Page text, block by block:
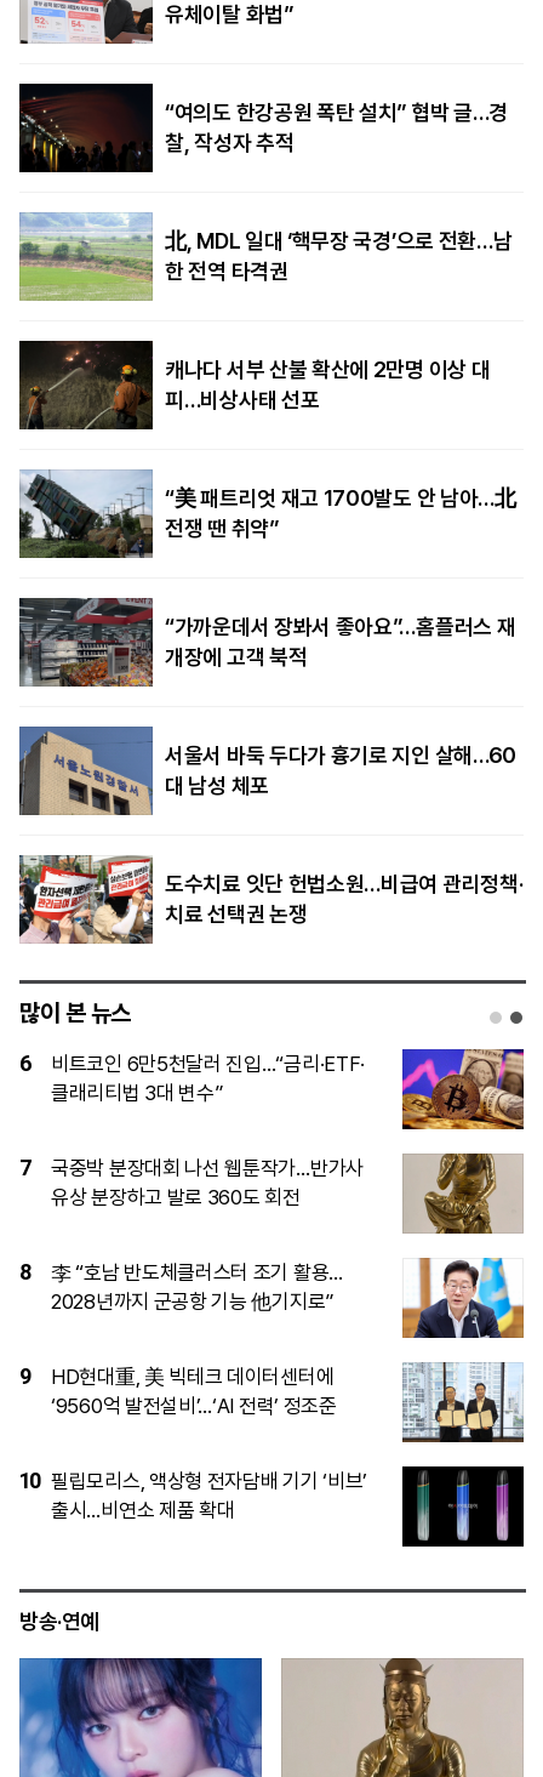
유체이탈 화법”
“여의도 한강공원 폭탄 설치” 협박 글…경
찰, 작성자 추적
北, MDL 일대 ‘핵무장 국경’으로 전환…남
한 전역 타격권
캐나다 서부 산불 확산에 2만명 이상 대
피…비상사태 선포
“美 패트리엇 재고 1700발도 안 남아…北
전쟁 땐 취약”
“가까운데서 장봐서 좋아요”…홈플러스 재
개장에 고객 북적
서울서 바둑 두다가 흉기로 지인 살해…60
대 남성 체포
도수치료 잇단 헌법소원…비급여 관리정책·
치료 선택권 논쟁
많이 본 뉴스
1
7월 수도권 15억∼20억원대 아파트 거래
54%가 신고가
2
당분간 ‘용아맥’서 ‘오디세이’ 보기 어려워
요
3
영동∼오창 고속도로, ‘환경평가 완료’로
본격화…2027년 착공, 2032년 완공
4
“글로벌 스타 됐으면”…이선민 “리센느 덕
분에 저도 언급돼 감격”
5
트럼프, 이란 추가공습 유보...이란, 호르무
즈 쥐고 트럼프 출구전략 압박
방송·연예